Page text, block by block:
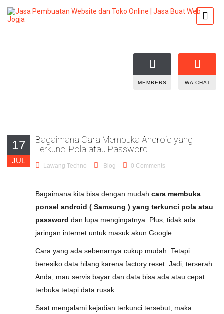
MEMBERS WA CHAT
17
JUL
Bagaimana Cara Membuka Android yang
Terkunci Pola atau Password
Lawang Techno Blog 0 Comments
Bagaimana kita bisa dengan mudah cara membuka
ponsel android ( Samsung ) yang terkunci pola atau
password dan lupa mengingatnya. Plus, tidak ada
jaringan internet untuk masuk akun Google.
Cara yang ada sebenarnya cukup mudah. Tetapi
beresiko data hilang karena factory reset. Jadi, terserah
Anda, mau servis bayar dan data bisa ada atau cepat
terbuka tetapi data rusak.
Saat mengalami kejadian terkunci tersebut, maka